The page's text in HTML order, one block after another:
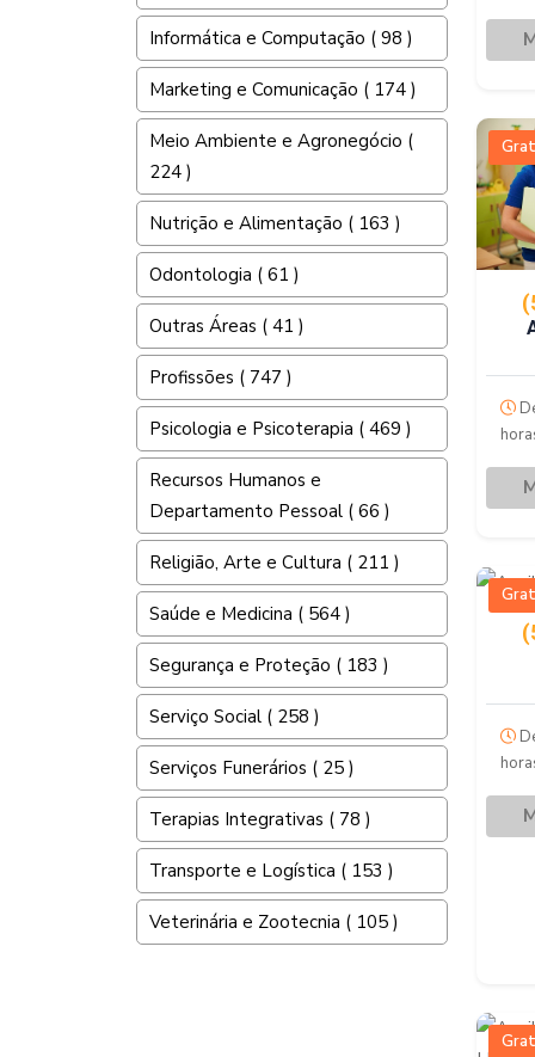
Informática e Computação ( 98 )
Marketing e Comunicação ( 174 )
Meio Ambiente e Agronegócio (
224 )
Nutrição e Alimentação ( 163 )
Odontologia ( 61 )
Outras Áreas ( 41 )
Profissões ( 747 )
Psicologia e Psicoterapia ( 469 )
Recursos Humanos e
Departamento Pessoal ( 66 )
Religião, Arte e Cultura ( 211 )
Saúde e Medicina ( 564 )
Segurança e Proteção ( 183 )
Serviço Social ( 258 )
Serviços Funerários ( 25 )
Terapias Integrativas ( 78 )
Transporte e Logística ( 153 )
Veterinária e Zootecnia ( 105 )